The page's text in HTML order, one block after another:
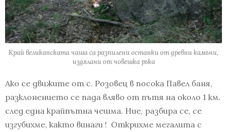
Край великанската чаша са разпилени останки от древни камъни,
издялани от човешка ръка
Ако се движите от с. Розовец в посока Павел баня,
разклонението се пада вляво от пътя на около 1 км.
след една крайпътна чешма. Ние, разбира се, се
изгубихме, както винаги ! Открихме мегалита с